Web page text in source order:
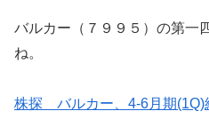
バルカー（７９９５）の第一
ね。
株探 バルカー、4-6月期(1Q)